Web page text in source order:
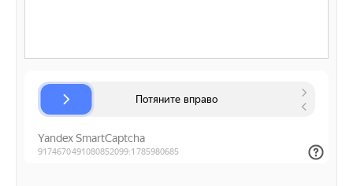
поступала в каменную чашу искусной резьбы. Но, поскольку
крымские родники богаты солями жесткости, трубка
постепенно засорилась, пропуская воду лишь каплями.
Периодически ее очищали, и тогда вода действительно